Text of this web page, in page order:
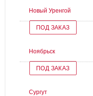
Новый Уренгой
ПОД ЗАКАЗ
Ноябрьск
ПОД ЗАКАЗ
Сургут